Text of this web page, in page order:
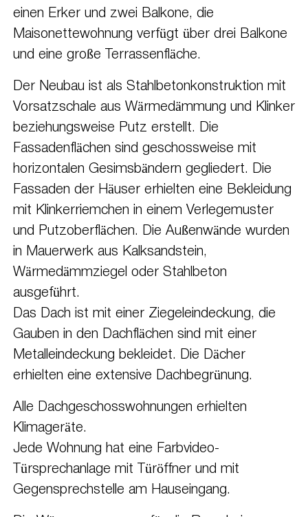
einen Erker und zwei Balkone, die
Maisonettewohnung verfügt über drei Balkone
und eine große Terrassenfläche.
Der Neubau ist als Stahlbetonkonstruktion mit
Vorsatzschale aus Wärmedämmung und Klinker
beziehungsweise Putz erstellt. Die
Fassadenflächen sind geschossweise mit
horizontalen Gesimsbändern gegliedert. Die
Fassaden der Häuser erhielten eine Bekleidung
mit Klinkerriemchen in einem Verlegemuster
und Putzoberflächen. Die Außenwände wurden
in Mauerwerk aus Kalksandstein,
Wärmedämmziegel oder Stahlbeton
ausgeführt.
Das Dach ist mit einer Ziegeleindeckung, die
Gauben in den Dachflächen sind mit einer
Metalleindeckung bekleidet. Die Dächer
erhielten eine extensive Dachbegrünung.
Alle Dachgeschosswohnungen erhielten
Klimageräte.
Jede Wohnung hat eine Farbvideo-
Türsprechanlage mit Türöffner und mit
Gegensprechstelle am Hauseingang.